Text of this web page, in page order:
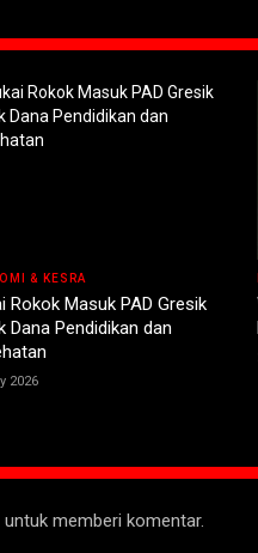
& KESRA
Rokok Masuk PAD Gresik
Dana Pendidikan dan
2026
memberi komentar.